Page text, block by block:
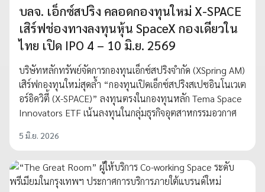
บลจ. เอ็กซ์สปริง คลอดกองทุนใหม่ X-SPACE
เสิร์ฟช่องทางลงทุนหุ้น SpaceX กองเดียวใน
ไทย เปิด IPO 4 – 10 มิ.ย. 2569
บริษัทหลักทรัพย์จัดการกองทุนเอ็กซ์สปริงจำกัด (XSpring AM)
เสิร์ฟกองทุนใหม่สุดล้ำ “กองทุนเปิดเอ็กซ์สปริงสเปซอินโนเวเต
อร์อิควิตี้ (X-SPACE)” ลงทุนตรงในกองทุนหลัก Tema Space
Innovators ETF เน้นลงทุนในกลุ่มธุรกิจอุตสาหกรรมอวกาศ
5 มิ.ย. 2026